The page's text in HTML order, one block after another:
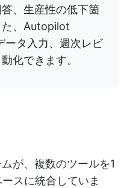
、生産性の低下箇
た、Autopilot
ータ入力、週次レビ
化できます。
が、複数のツールを1
スに統合していま